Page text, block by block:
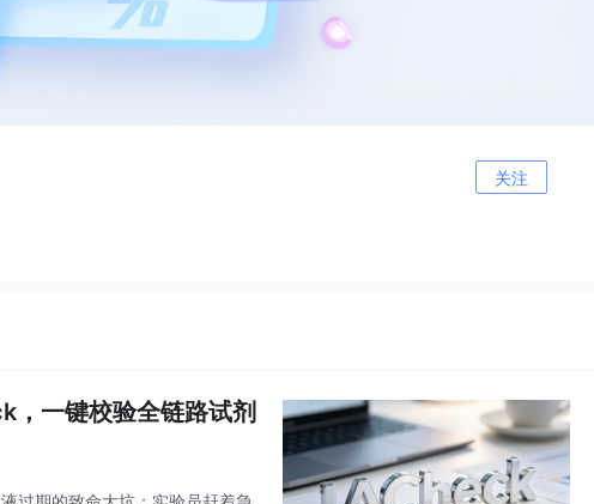
关注
，一键校验全链路试剂